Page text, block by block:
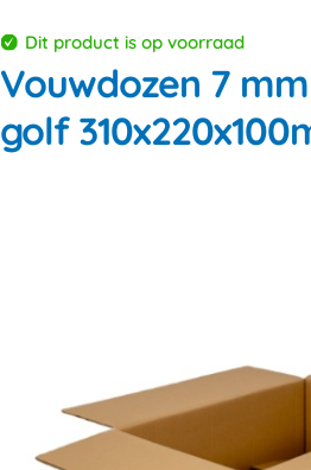
Dit product is op voorraad
Vouwdozen 7
golf